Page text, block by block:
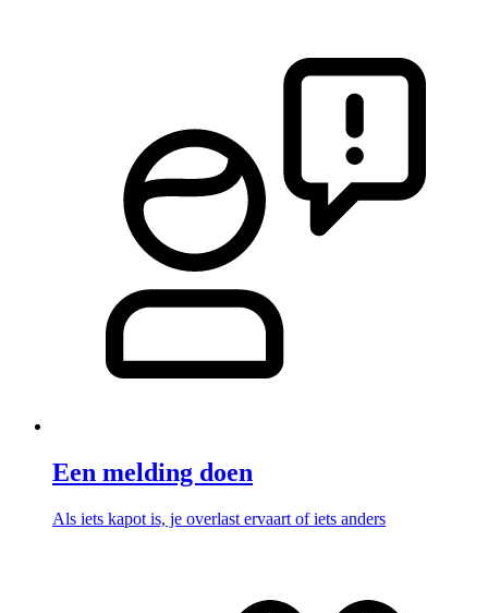
Een melding doen
Als iets kapot is, je overlast ervaart of iets anders